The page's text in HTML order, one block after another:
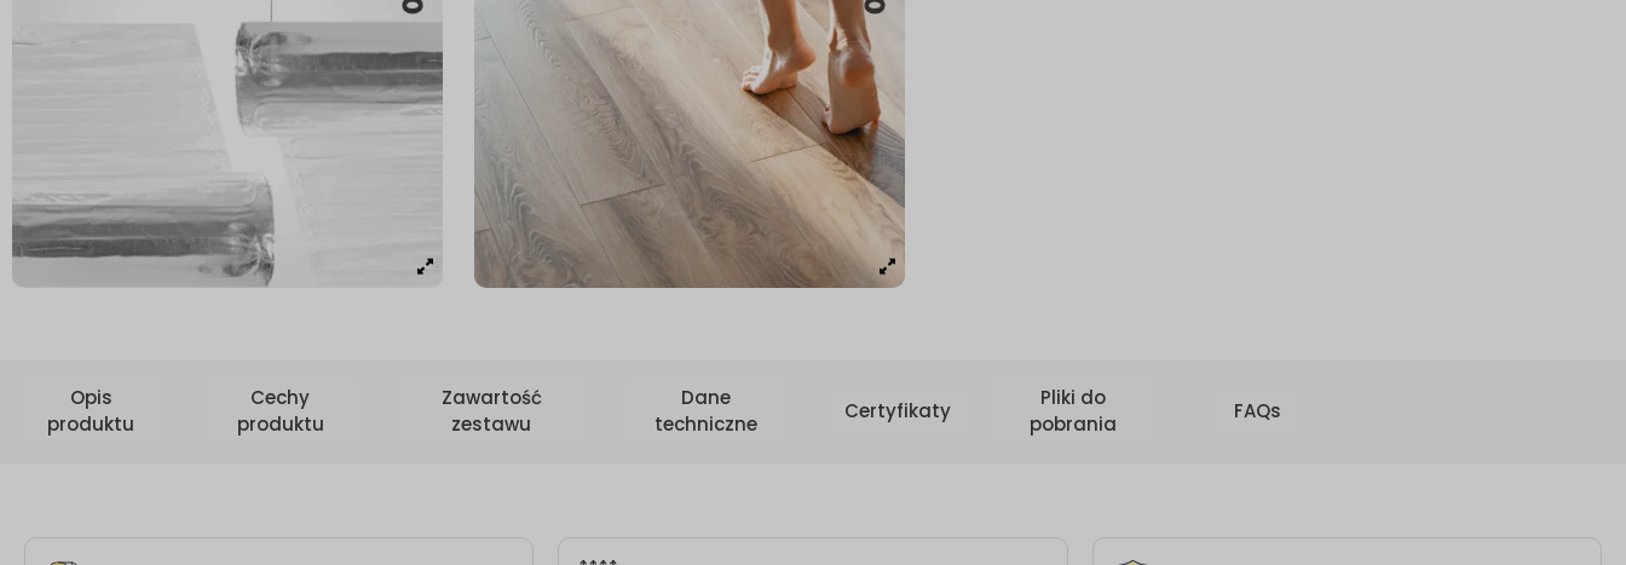
Opis
produktu
Cechy
produktu
Zawartość
zestawu
Dane
techniczne
Certyfikaty
Pliki do
pobrania
FAQs